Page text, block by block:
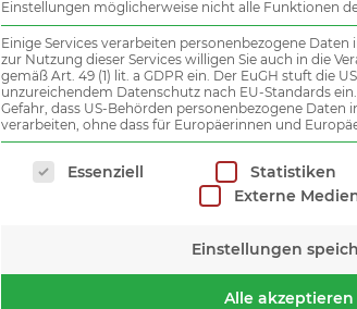
Einstellungen möglicherweise nicht alle Funktionen
Einige Services verarbeiten personenbezogene
zur Nutzung dieser Services willigen Sie auch in die
gemäß Art. 49 (1) lit. a GDPR ein. Der EuGH stuft die
unzureichendem Datenschutz nach EU-Standards
Gefahr, dass US-Behörden personenbezogene
verarbeiten, ohne dass für Europäerinnen und
Es folgt eine Liste der Service-Gruppen,
Essenziell Statistiken
Externe
Einstellungen
Alle akzeptieren